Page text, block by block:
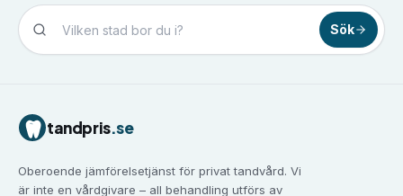
Sök
Tandvård i
Tandvård iFalun
Tandvård i Göteborg
tandpris.se
Oberoende jämförelsetjänst för privat tandvård. Vi
är inte en vårdgivare – all behandling utförs av